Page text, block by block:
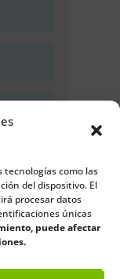
tecnologías como las
del dispositivo. El
procesar datos
únicas
puede afectar